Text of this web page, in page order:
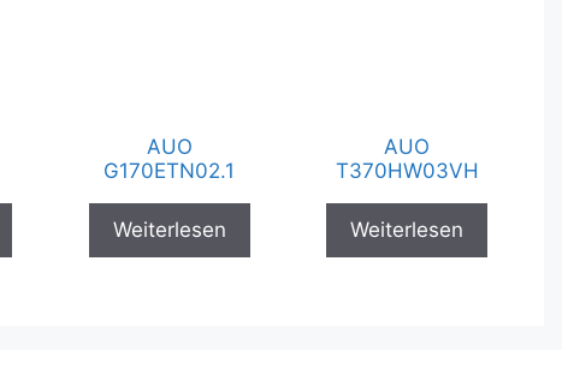
AUO
G170ETN02.1
Weiterlesen
AUO
T370HW03VH
Weiterlesen